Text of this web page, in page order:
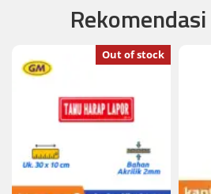
Out of stock